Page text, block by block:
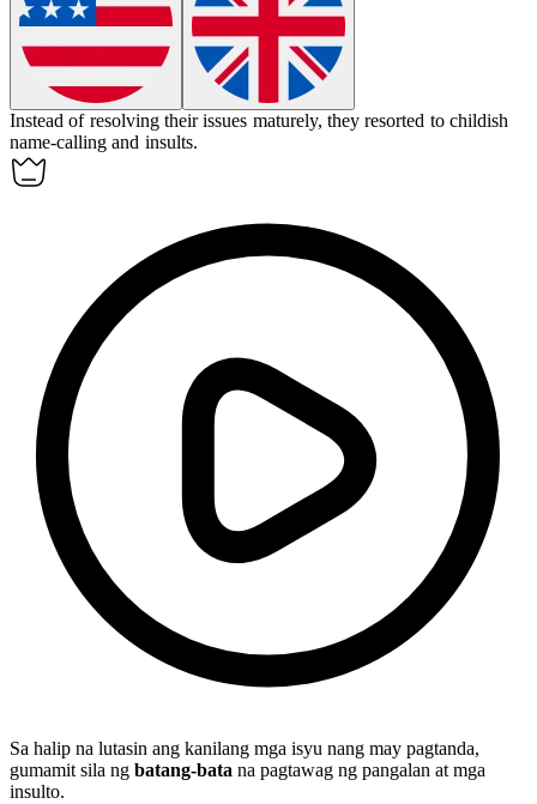
Instead of resolving their issues maturely, they resorted to childish
name-calling and insults.
Sa halip na lutasin ang kanilang mga isyu nang may pagtanda,
gumamit sila ng batang-bata na pagtawag ng pangalan at mga
insulto.